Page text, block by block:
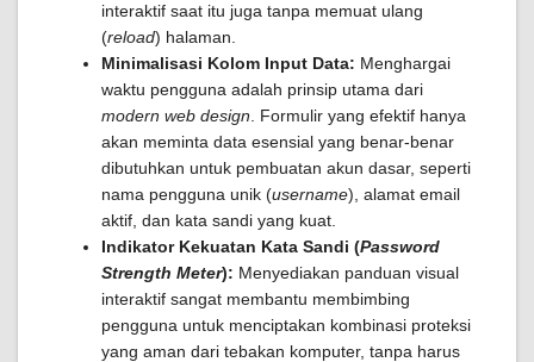
interaktif saat itu juga tanpa memuat ulang
(reload) halaman.
Minimalisasi Kolom Input Data: Menghargai
waktu pengguna adalah prinsip utama dari
modern web design . Formulir yang efektif hanya
akan meminta data esensial yang benar-benar
dibutuhkan untuk pembuatan akun dasar, seperti
nama pengguna unik (username), alamat email
aktif, dan kata sandi yang kuat.
Indikator Kekuatan Kata Sandi (Password
Strength Meter): Menyediakan panduan visual
interaktif sangat membantu membimbing
pengguna untuk menciptakan kombinasi proteksi
yang aman dari tebakan komputer, tanpa harus